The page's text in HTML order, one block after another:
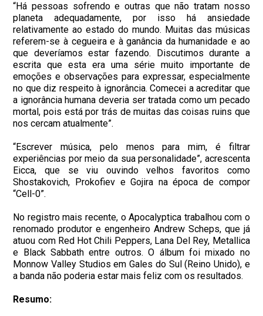
“Há pessoas sofrendo e outras que não tratam nosso
planeta adequadamente, por isso há ansiedade
relativamente ao estado do mundo. Muitas das músicas
referem-se à cegueira e à ganância da humanidade e ao
que deveríamos estar fazendo. Discutimos durante a
escrita que esta era uma série muito importante de
emoções e observações para expressar, especialmente
no que diz respeito à ignorância. Comecei a acreditar que
a ignorância humana deveria ser tratada como um pecado
mortal, pois está por trás de muitas das coisas ruins que
nos cercam atualmente”.
“Escrever música, pelo menos para mim, é filtrar
experiências por meio da sua personalidade”, acrescenta
Eicca, que se viu ouvindo velhos favoritos como
Shostakovich, Prokofiev e Gojira na época de compor
“Cell-0”.
No registro mais recente, o Apocalyptica trabalhou com o
renomado produtor e engenheiro Andrew Scheps, que já
atuou com Red Hot Chili Peppers, Lana Del Rey, Metallica
e Black Sabbath entre outros. O álbum foi mixado no
Monnow Valley Studios em Gales do Sul (Reino Unido), e
a banda não poderia estar mais feliz com os resultados.
Resumo: